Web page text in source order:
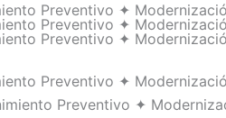
Preventivo ✦
Preventivo ✦
Preventivo ✦
Preventivo ✦
Preventivo ✦